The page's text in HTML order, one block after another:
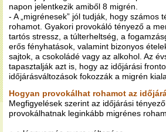
napon jelentkezik amiből 8 migrén.
- A „migrénesek” jól tudják, hogy számos
rohamot. Gyakori provokáló tényező a
tartós stressz, a túlterheltség, a
erős fényhatások, valamint bizonyos
sajtok, a csokoládé vagy az alkohol. Az
tapasztalják azt is, hogy az időjárási
időjárásváltozások fokozzák a migrén
Hogyan provokálhat rohamot az
Megfigyelések szerint az időjárási
provokálhatnak leginkább migrénes